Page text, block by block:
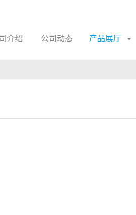
介绍 公司动态 产品展厅